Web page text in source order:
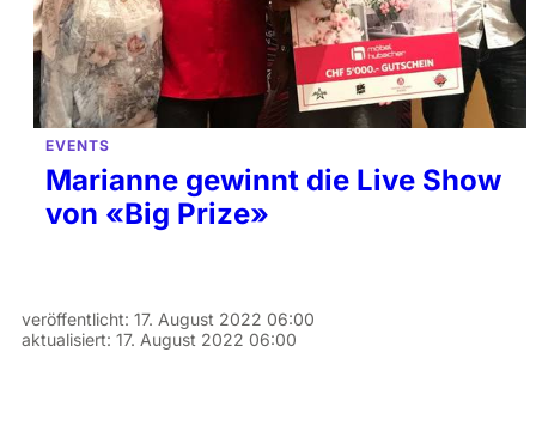
EVENTS
Marianne gewinnt die Live Show
von «Big Prize»
veröffentlicht: 17. August 2022 06:00
aktualisiert: 17. August 2022 06:00